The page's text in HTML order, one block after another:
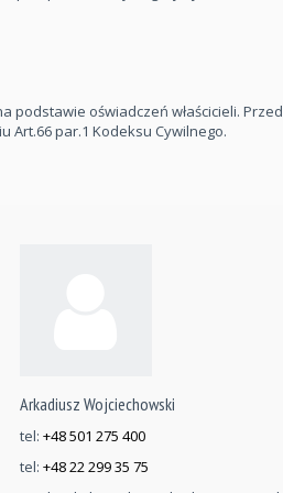
oświadczeń właścicieli.
par.1 Kodeksu Cywilnego.
Arkadiusz Wojciechowski
tel: +48 501 275 400
tel: +48 22 299 35 75